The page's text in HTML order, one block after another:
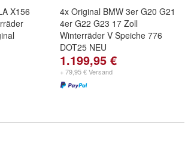
X156
4x Original BMW 3er G20 G21
4er G22 G23 17 Zoll
Winterräder V Speiche 776
DOT25 NEU
1.199,95 €
+ 79,95 € Versand